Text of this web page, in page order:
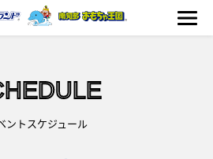
の
ントスケジュール